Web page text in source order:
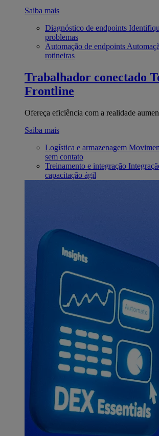
Saiba mais
Diagnóstico de endpoints
problemas
Automação de endpoints
rotineiras
Trabalhador conectado
Frontline
Ofereça eficiência com a realidade
Saiba mais
Logística e armazenagem
sem contato
Treinamento e integração
capacitação ágil